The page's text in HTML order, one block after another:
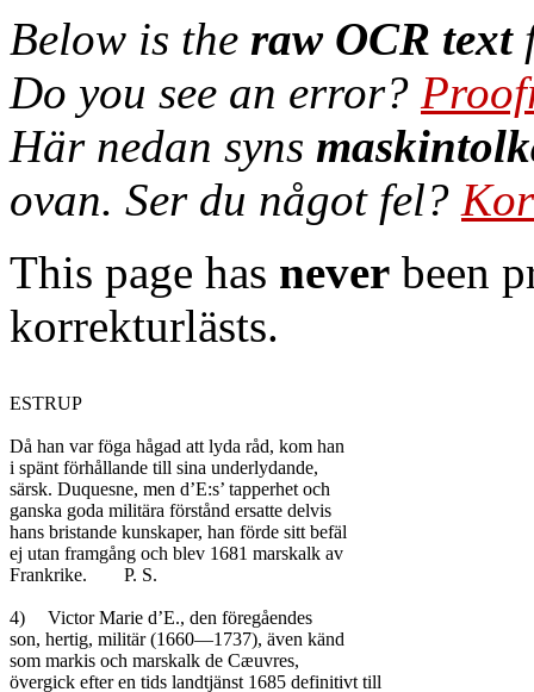
Below is the raw OCR text
Do you see an error?
Här nedan syns
ovan. Ser du något fel?
This page has never been
korrekturlästs.
ESTRUP
Då han var föga hågad att lyda råd, kom han
i spänt förhållande till sina underlydande,
särsk. Duquesne, men d’E:s’ tapperhet och
ganska goda militära förstånd ersatte delvis
hans bristande kunskaper, han förde sitt befäl
ej utan framgång och blev 1681 marskalk av
Frankrike.	P. S.
4)	Victor Marie d’E., den föregåendes
son, hertig, militär (1660—1737), även känd
som markis och marskalk de Cæuvres,
övergick efter en tids landtjänst 1685 definitivt till